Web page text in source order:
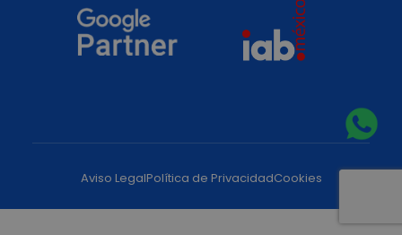
Aviso LegalPolítica de PrivacidadCookies